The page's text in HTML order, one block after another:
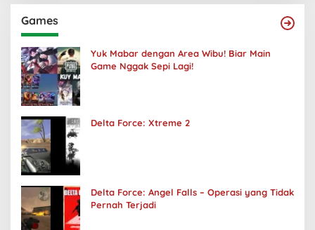
Games
Yuk Mabar dengan Area Wibu! Biar Main
Game Nggak Sepi Lagi!
Delta Force: Xtreme 2
Delta Force: Angel Falls – Operasi yang Tidak
Pernah Terjadi